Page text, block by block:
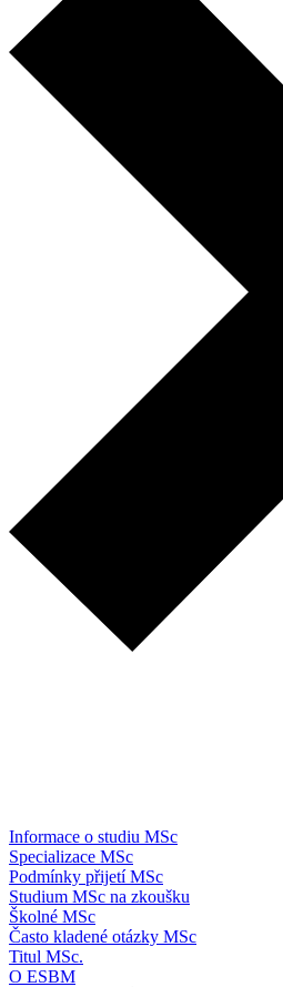
Informace o studiu MSc
Specializace MSc
Podmínky přijetí MSc
Studium MSc na zkoušku
Školné MSc
Často kladené otázky MSc
Titul MSc.
O ESBM